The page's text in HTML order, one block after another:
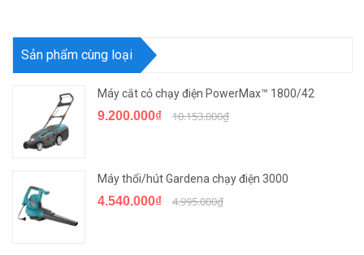
Sản phẩm cùng loại
Máy cắt cỏ chạy điện PowerMax™ 1800/42
9.200.000₫ 10.153.000₫
Máy thổi/hút Gardena chạy điện 3000
4.540.000₫ 4.995.000₫